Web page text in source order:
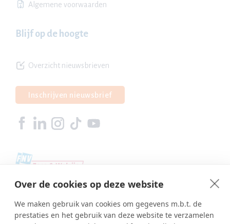
Over de cookies op deze website
We maken gebruik van cookies om gegevens m.b.t. de
prestaties en het gebruik van deze website te verzamelen
Algemene voorwaarden
Blijf op de hoogte
Overzicht nieuwsbrieven
Inschrijven nieuwsbrief